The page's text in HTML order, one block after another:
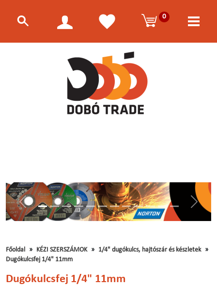
0
Előző
Főoldal KÉZI SZERSZÁMOK
1/4" dugókulcs, hajtószár és készletek
Dugókulcsfej 1/4" 11mm
Dugókulcsfej 1/4" 11mm